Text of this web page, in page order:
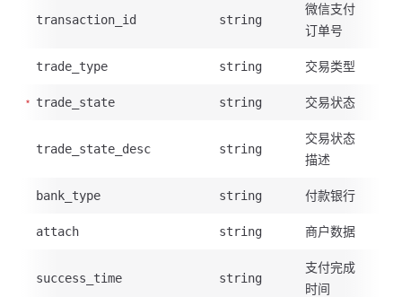
transaction_id string
微信支付
订单号
trade_type string 交易类型
trade_state string 交易状态
trade_state_desc string
交易状态
描述
bank_type string 付款银行
attach string 商户数据
success_time string
支付完成
时间